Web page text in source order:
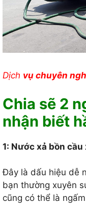
Dịch vụ chuyên
Chia sẽ 2
nhận biết
1: Nước xả bồn
Đây là dấu hiệu dễ
bạn thường xuyên
cũng có thể là